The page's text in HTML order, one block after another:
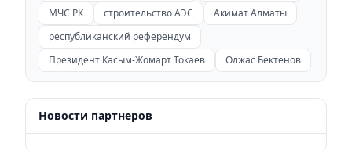
МЧС РК
строительство АЭС
Акимат Алматы
республиканский референдум
Президент Касым-Жомарт Токаев
Олжас Бектенов
Новости партнеров